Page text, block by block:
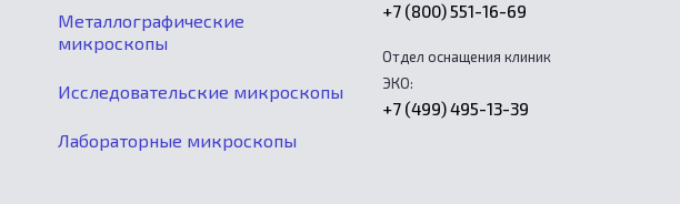
Металлографические
микроскопы
Исследовательские микроскопы
Лабораторные микроскопы
+7 (800) 551-16-69
Отдел оснащения клиник
ЭКО:
+7 (499) 495-13-39